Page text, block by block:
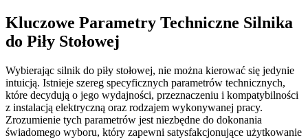
Kluczowe Parametry Techniczne Silnika
do Piły Stołowej
Wybierając silnik do piły stołowej, nie można kierować się jedynie
intuicją. Istnieje szereg specyficznych parametrów technicznych,
które decydują o jego wydajności, przeznaczeniu i kompatybilności
z instalacją elektryczną oraz rodzajem wykonywanej pracy.
Zrozumienie tych parametrów jest niezbędne do dokonania
świadomego wyboru, który zapewni satysfakcjonujące użytkowanie